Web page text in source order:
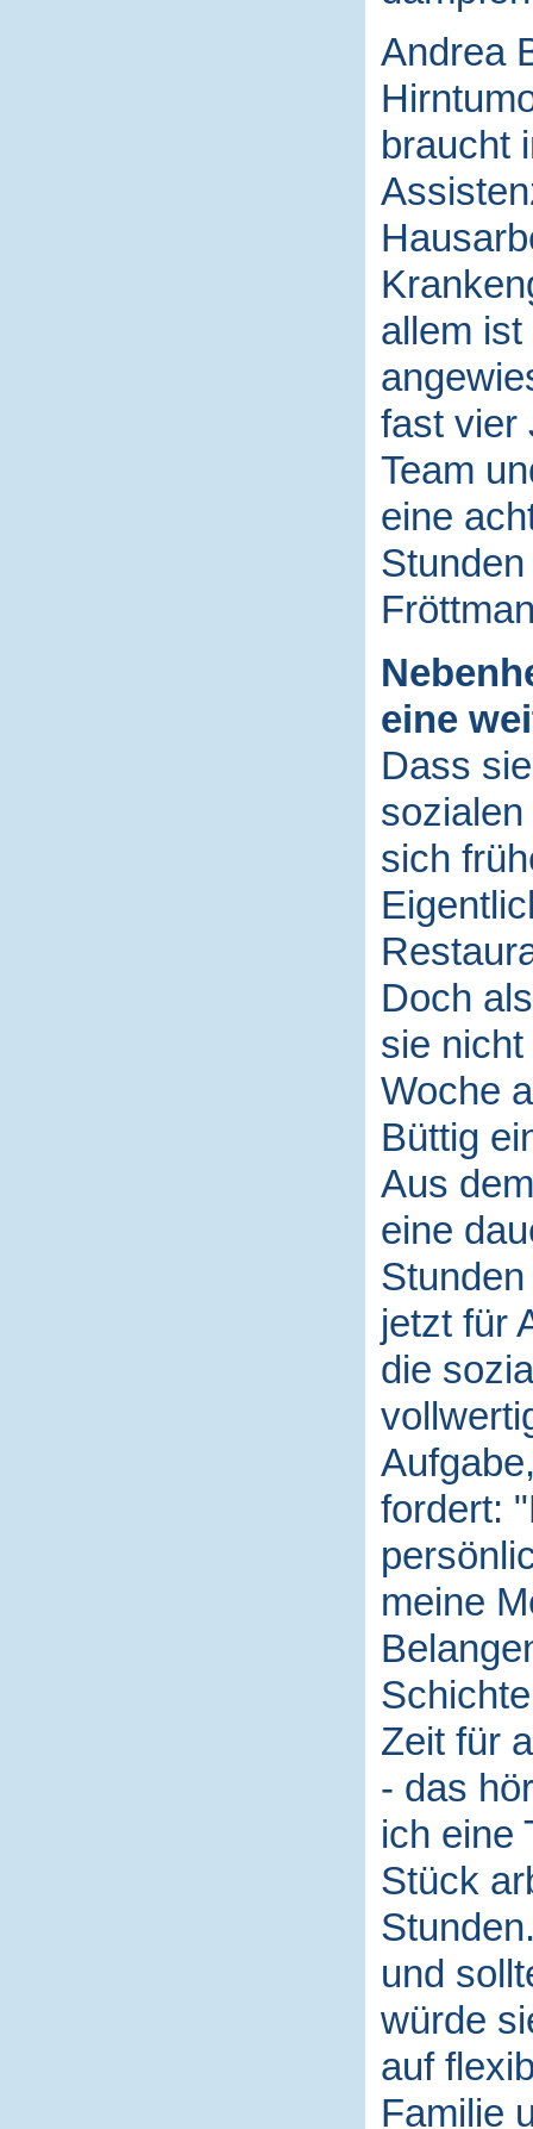
Andrea
braucht
allem
fast vier
Team
eine
eine
Dass
sich
Doch
sie
Woche
Büttig
Aus
eine
jetzt für
die
fordert:
meine
Zeit für
- das
ich eine
Stück
und
würde
auf
Familie